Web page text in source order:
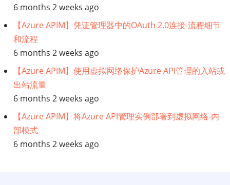
6 months 2 weeks ago
【Azure APIM】凭证管理器中的OAuth 2.0连接-流程细节
和流程
6 months 2 weeks ago
【Azure APIM】使用虚拟网络保护Azure API管理的入站或
出站流量
6 months 2 weeks ago
【Azure APIM】将Azure API管理实例部署到虚拟网络-内
部模式
6 months 2 weeks ago